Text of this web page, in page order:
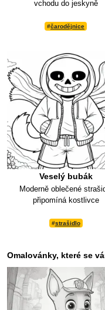
vchodu do jeskyně
#čarodějnice
Veselý bubák
Moderně oblečené
připomíná kostlivce
#strašidlo
Omalovánky, které se